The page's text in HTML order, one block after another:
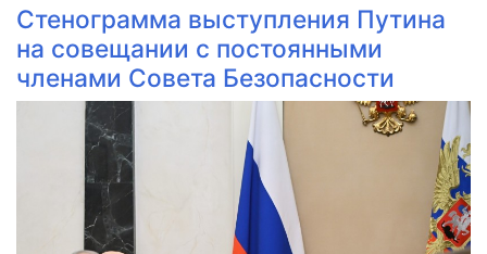
Стенограмма выступления Путина
на совещании с постоянными
членами Совета Безопасности